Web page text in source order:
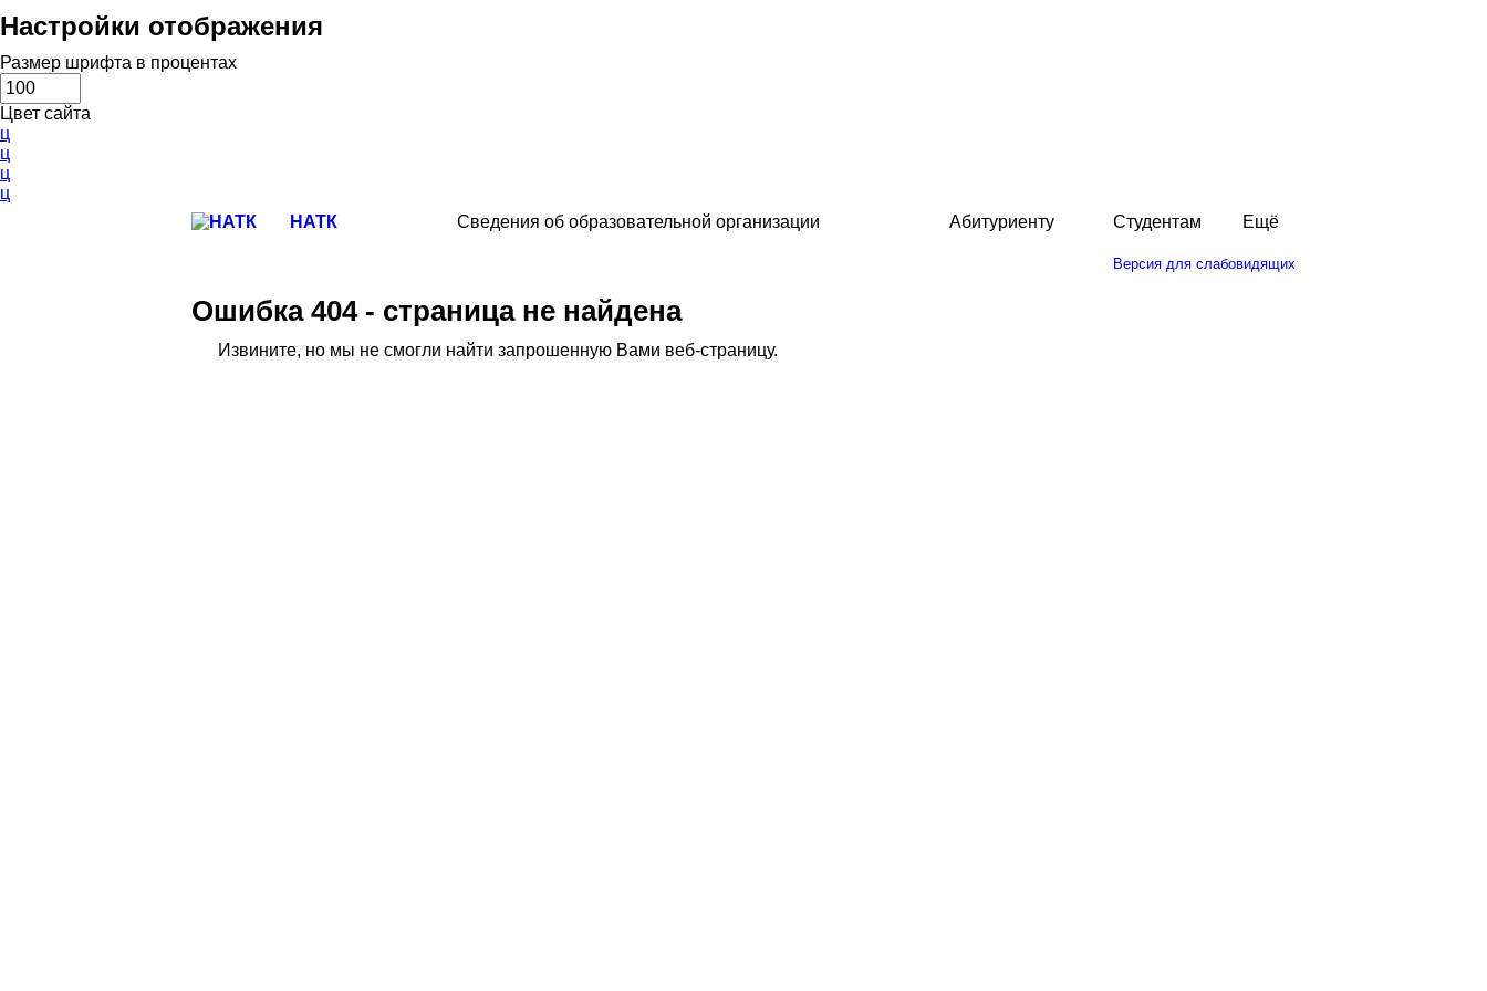
Настройки отображения
Размер шрифта в процентах
Цвет сайта
ц
ц
ц
ц
НАТК
Сведения об образовательной организации Абитуриенту Студентам Ещё
Версия для слабовидящих
Ошибка 404 - страница не найдена
Извините, но мы не смогли найти запрошенную Вами веб-страницу.